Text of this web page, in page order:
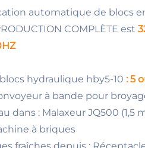
automatique de blocs
COMPLÈTE est
hydraulique hby5-10 : 5
à bande pour
dans : Malaxeur JQ500 (1,5
à briques